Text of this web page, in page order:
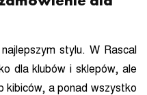
stylu. W Rascal
dla klubów i sklepów, ale
kibiców, a ponad wszystko